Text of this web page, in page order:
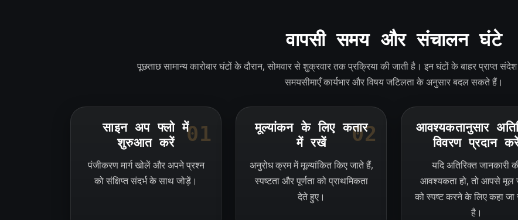
वापसी समय और संचालन घंटे
पूछताछ सामान्य कारोबार घंटों के दौरान, सोमवार से शुक्रवार तक प्रक्रिया की जाती है। इन घंटों के बाहर प्राप्त
समयसीमाएँ कार्यभार और विषय जटिलता के अनुसार बदल सकते हैं।
01
साइन अप फ्लो में
शुरुआत करें
पंजीकरण मार्ग खोलें और अपने प्रश्न
को संक्षिप्त संदर्भ के साथ जोड़ें।
02
मूल्यांकन के लिए कतार
में रखें
अनुरोध क्रम में मूल्यांकित किए जाते हैं,
स्पष्टता और पूर्णता को प्राथमिकता
देते हुए।
आवश्यकतानुसार
विवरण प्रदान
यदि अतिरिक्त जानकारी
आवश्यकता हो, तो आपसे मूल
को स्पष्ट करने के लिए कहा
है।